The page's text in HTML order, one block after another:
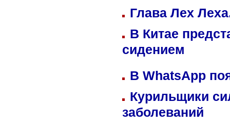
Глава Лех
В Китае
сидением
В WhatsApp
Курильщики
заболеваний